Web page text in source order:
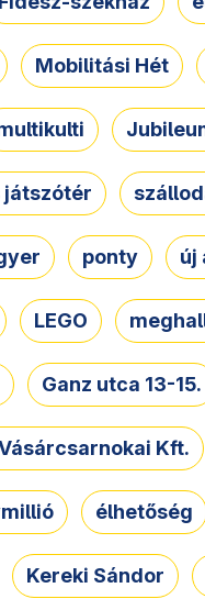
Mobilitási Hét
játszótér
ponty új
LEGO
Ganz utca 13-15.
Kft.
élhetőség
Kereki Sándor